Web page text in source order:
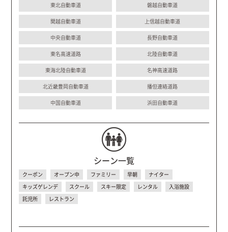
東北自動車道 磐越自動車道
関越自動車道 上信越自動車道
中央自動車道 長野自動車道
東名高速道路 北陸自動車道
東海北陸自動車道 名神高速道路
北近畿豊岡自動車道 播但連絡道路
中国自動車道 浜田自動車道
シーン一覧
クーポン オープン中 ファミリー 早朝
ナイター
キッズゲレンデ
スクール スキー限定 レンタル
入浴施設
託児所
レストラン